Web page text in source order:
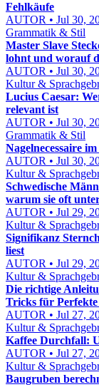
Fehlkäufe
AUTOR • Jul 30,
Grammatik & Stil
Master Slave
lohnt und worauf
AUTOR • Jul 30,
Kultur &
Lucius Caesar:
relevant ist
AUTOR • Jul 30,
Grammatik & Stil
Nagelnecessaire im
AUTOR • Jul 30,
Kultur &
Schwedische
warum sie oft
AUTOR • Jul 29,
Kultur &
Signifikanz
liest
AUTOR • Jul 29,
Kultur &
Die richtige
Tricks für Perfekte
AUTOR • Jul 27,
Kultur &
Kaffee Durchfall:
AUTOR • Jul 27,
Kultur &
Baugruben